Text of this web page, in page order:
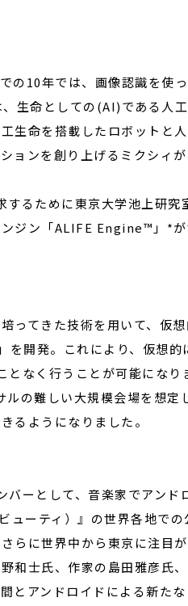
10年では、画像認識を使
生命としての(AI)である人
生命を搭載したロボットと
ョンを創り上げるミクシィ
るために東京大学池上研究
ジン「ALIFE Engine™」*
ってきた技術を用いて、仮
開発。これにより、仮想的
なく行うことが可能にな
の難しい大規模会場を想定
るようになりました。
ーとして、音楽家でアンド
ーティ）』の世界各地での
らに世界中から東京に注目
和士氏、作家の島田雅彦氏
アンドロイドによる新たな